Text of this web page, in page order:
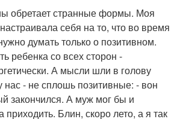
обретает странные формы. Моя
себя на то, что во время
думать только о позитивном.
ребенка со всех сторон -
А мысли шли в голову
нас - не сплошь позитивные: - вон
закончился. А муж мог бы и
Блин, скоро лето, а я так